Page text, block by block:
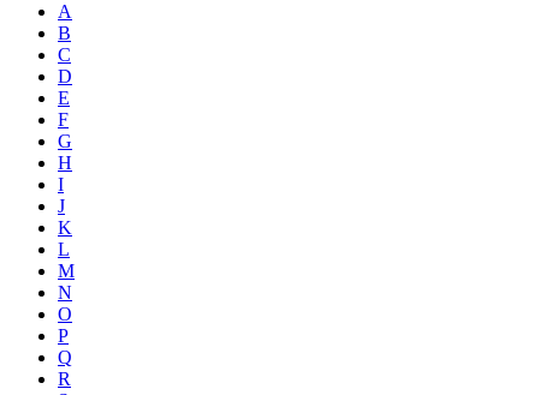
A
B
C
D
E
F
G
H
I
J
K
L
M
N
O
P
Q
R